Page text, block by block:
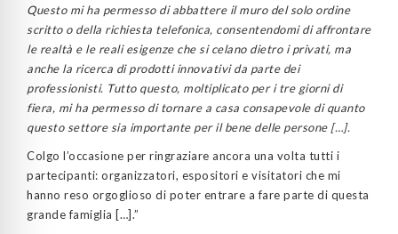
Questo mi ha permesso di abbattere il muro del solo ordine
scritto o della richiesta telefonica, consentendomi di affrontare
le realtà e le reali esigenze che si celano dietro i privati, ma
anche la ricerca di prodotti innovativi da parte dei
professionisti. Tutto questo, moltiplicato per i tre giorni di
fiera, mi ha permesso di tornare a casa consapevole di quanto
questo settore sia importante per il bene delle persone […].
Colgo l’occasione per ringraziare ancora una volta tutti i
partecipanti: organizzatori, espositori e visitatori che mi
hanno reso orgoglioso di poter entrare a fare parte di questa
grande famiglia […].”